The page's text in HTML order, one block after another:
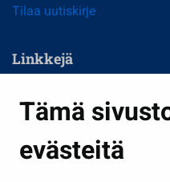
Tämä
evästeitä
Tilaa uutiskirje
Linkkejä
Kasvatus ja opetus
Kulttuuri ja liikunta